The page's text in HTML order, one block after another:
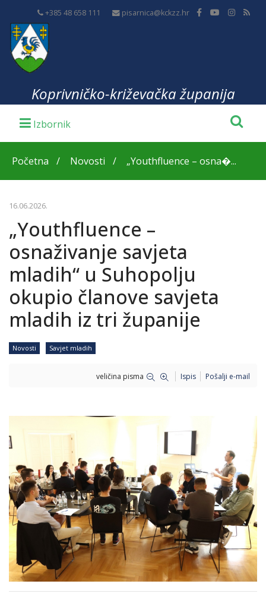
+385 48 658 111 pisarnica@kckzz.hr
Koprivničko-križevačka županija
Početna Novosti „Youthfluence – osna�...
16.06.2026.
„Youthfluence –
osnaživanje savjeta
mladih“ u Suhopolju
okupio članove savjeta
mladih iz tri županije
Novosti Savjet mladih
veličina pisma Ispis Pošalji e-mail